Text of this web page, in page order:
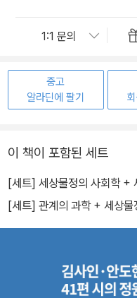
중고
알라딘에 팔기
이 책이 포함된 세트
[세트] 세상물정의 사회학 +
[세트] 관계의 과학 + 세상